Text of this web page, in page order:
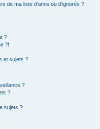
de ma liste d’amis ou d’ignorés ?
?
?!
et sujets ?
?
?
sujets ?